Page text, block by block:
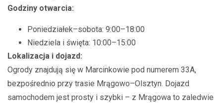
Godziny otwarcia:
Poniedziałek–sobota: 9:00–18:00
Niedziela i święta: 10:00–15:00
Lokalizacja i dojazd:
Ogrody znajdują się w Marcinkowie pod numerem 33A,
bezpośrednio przy trasie Mrągowo–Olsztyn. Dojazd
samochodem jest prosty i szybki – z Mrągowa to zaledwie